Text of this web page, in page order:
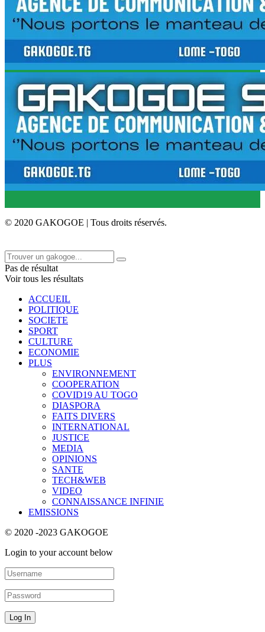
© 2020 GAKOGOE | Tous droits réservés.
Pas de résultat
Voir tous les résultats
ACCUEIL
POLITIQUE
SOCIETE
SPORT
CULTURE
ECONOMIE
PLUS
ENVIRONNEMENT
COOPERATION
COVID19 AU TOGO
DIASPORA
FAITS DIVERS
INTERNATIONAL
JUSTICE
MEDIA
OPINIONS
SANTE
TECH&WEB
VIDEO
CONNAISSANCE INFINIE
EMISSIONS
© 2020 -2023 GAKOGOE
Login to your account below